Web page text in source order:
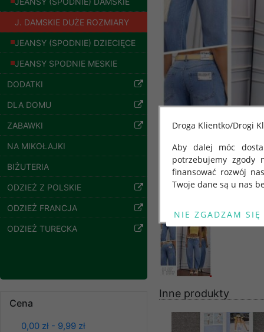
J. DAMSKIE DUŻE ROZMIARY
JEANSY (SPODNIE) DZIECIĘCE
JEANSY SPODNIE MESKIE
DODATKI
DLA DOMU
ZABAWKI
NA MIKOŁAJKI
BIŻUTERIA
ODZIEŻ Z POLSKIE
ODZIEŻ FRANCJA
ODZIEŻ TURECKA
Cena
0,00 zł - 9,99 zł
Spodnie damskie
jeansy Roz 25-30, 1
Kolor Paczka 10 szt
Kolor Paczka 10 szt
Inne produkty
Droga Klientko/Drogi
Aby dalej móc
potrzebujemy zgody
finansować rozwój
Twoje dane są u nas
Od 25 maja 2018
kwietnia 2016 r. w
swobodnego
"GDPR" lub "Ogólne
przetwarzaniu
znajdziesz
Potrzebujemy na to
Jeżeli klikniesz
Sp. z o.o.